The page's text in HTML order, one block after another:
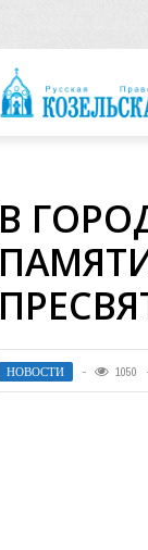
В
НОВОСТИ 1050